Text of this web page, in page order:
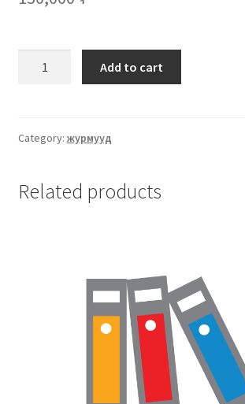
Add to cart
Category: журмууд
Related products